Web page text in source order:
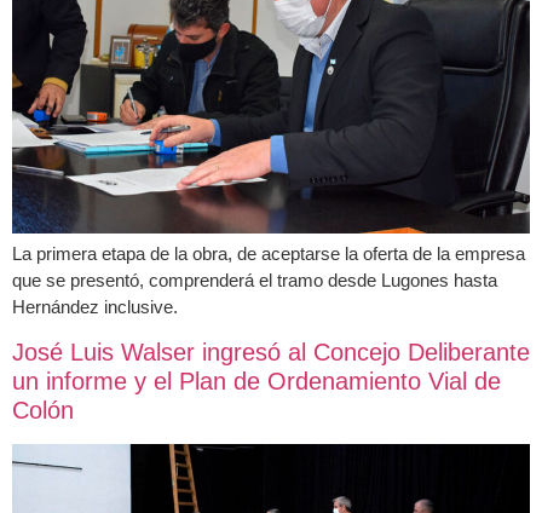
La primera etapa de la obra, de aceptarse la oferta de la empresa
que se presentó, comprenderá el tramo desde Lugones hasta
Hernández inclusive.
José Luis Walser ingresó al Concejo Deliberante
un informe y el Plan de Ordenamiento Vial de
Colón